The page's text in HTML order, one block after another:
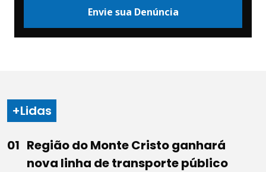
Envie sua Denúncia
+Lidas
Região do Monte Cristo ganhará
nova linha de transporte público